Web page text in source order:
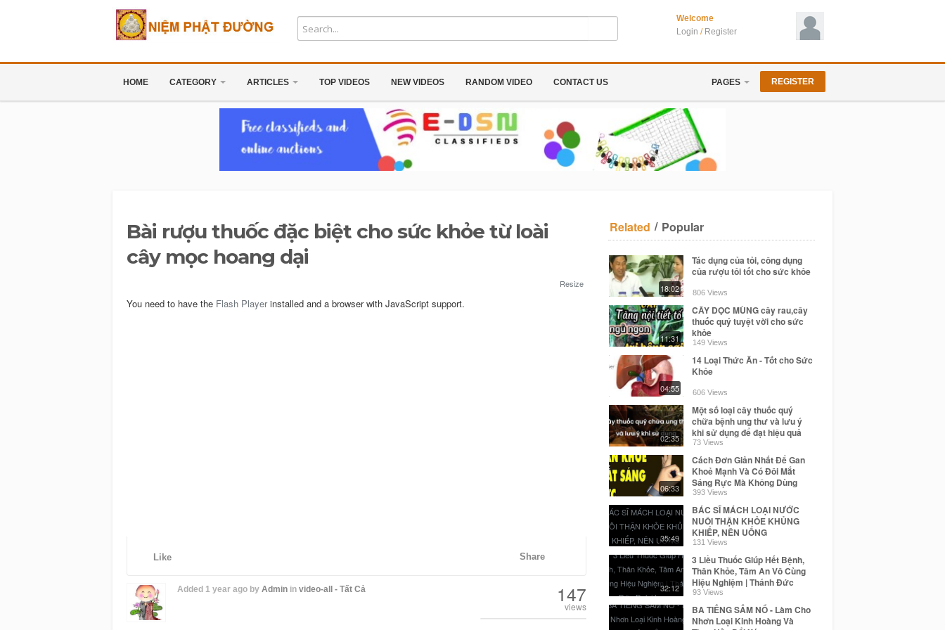
Welcome
Login / Register
HOME CATEGORY ARTICLES TOP VIDEOS NEW VIDEOS RANDOM VIDEO CONTACT US PAGES REGISTER
Bài rượu thuốc đặc biệt cho sức khỏe từ loài
cây mọc hoang dại
Resize
You need to have the Flash Playerinstalled and a browser with JavaScript support.
Like Share
Added 1 year agoby Adminin video-all - Tất Cả 147
views
Related / Popular
18:02
Tác dụng của tỏi, công dụng
của rượu tỏi tốt cho sức khỏe
806 Views
11:31
CÂY DỌC MÙNG cây rau,cây
thuốc quý tuyệt vời cho sức
khỏe
149 Views
04:55
14 Loại Thức Ăn - Tốt cho Sức
Khỏe
606 Views
02:35
Một số loại cây thuốc quý
chữa bệnh ung thư và lưu ý
khi sử dụng để đạt hiệu quả
cao
73 Views
06:33
Cách Đơn Giản Nhất Để Gan
Khoẻ Mạnh Và Có Đôi Mắt
Sáng Rực Mà Không Dùng
Đến Thuốc | HYT3
393 Views
35:49
BÁC SĨ MÁCH LOẠI NƯỚC
NUÔI THẬN KHỎE KHỦNG
KHIẾP, NÊN UỐNG
131 Views
32:12
3 Liều Thuốc Giúp Hết Bệnh,
Thân Khỏe, Tâm An Vô Cùng
Hiệu Nghiệm | Thánh Đức
Dalai Lama
93 Views
BA TIẾNG SẤM NỔ - Làm Cho
Nhơn Loại Kinh Hoàng Và